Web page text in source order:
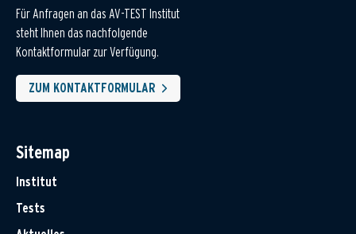
Für Anfragen an das AV-TEST Institut
steht Ihnen das nachfolgende
Kontaktformular zur Verfügung.
ZUM KONTAKTFORMULAR
Sitemap
Institut
Tests